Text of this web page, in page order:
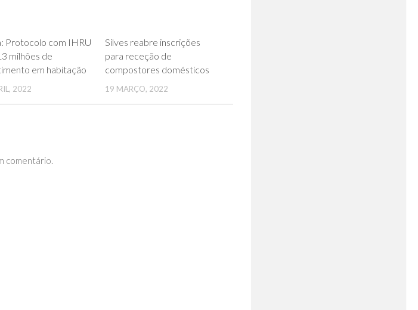
Protocolo com IHRU
milhões de
em habitação
2022
Silves reabre inscrições
para receção de
compostores domésticos
19 MARÇO, 2022
comentário.